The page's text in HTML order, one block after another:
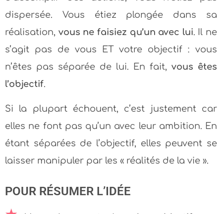
dispersée. Vous étiez plongée dans sa
réalisation, vous ne faisiez qu’un avec lui. Il ne
s’agit pas de vous ET votre objectif : vous
n’êtes pas séparée de lui. En fait, vous êtes
l’objectif.
Si la plupart échouent, c’est justement car
elles ne font pas qu’un avec leur ambition. En
étant séparées de l’objectif, elles peuvent se
laisser manipuler par les « réalités de la vie ».
POUR RÉSUMER L’IDÉE